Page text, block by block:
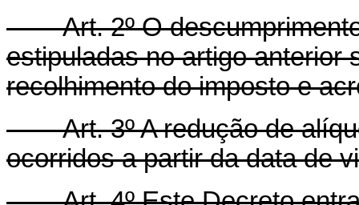
Art. 2º O descumprimento
estipuladas no artigo anterior
recolhimento do imposto e
Art. 3º A redução de
ocorridos a partir da data de